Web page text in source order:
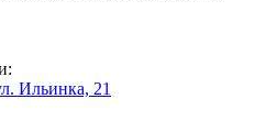
Ильинка, 21